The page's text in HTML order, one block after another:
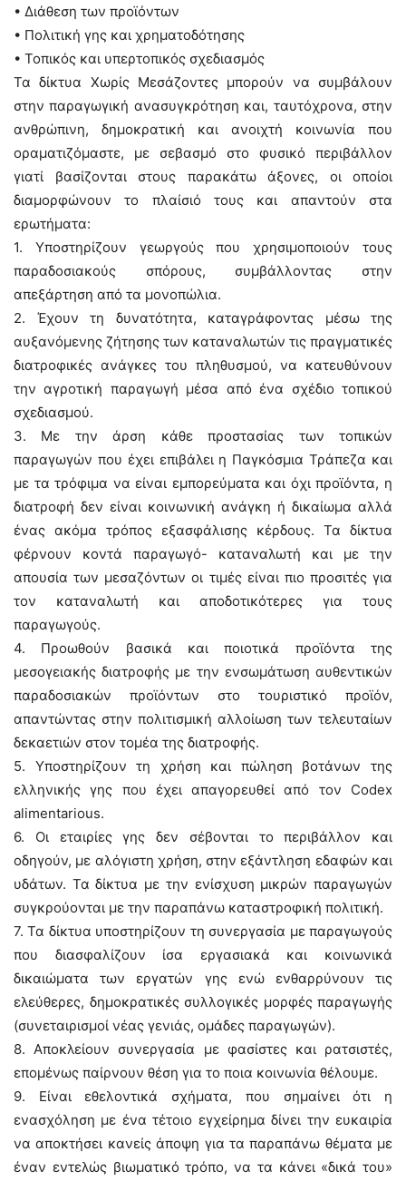
• Διάθεση των προϊόντων
• Πολιτική γης και χρηματοδότησης
• Τοπικός και υπερτοπικός σχεδιασμός
Τα δίκτυα Χωρίς Μεσάζοντες μπορούν να συμβάλουν
στην παραγωγική ανασυγκρότηση και, ταυτόχρονα, στην
ανθρώπινη, δημοκρατική και ανοιχτή κοινωνία που
οραματιζόμαστε, με σεβασμό στο φυσικό περιβάλλον
γιατί βασίζονται στους παρακάτω άξονες, οι οποίοι
διαμορφώνουν το πλαίσιό τους και απαντούν στα
ερωτήματα:
1. Υποστηρίζουν γεωργούς που χρησιμοποιούν τους
παραδοσιακούς σπόρους, συμβάλλοντας στην
απεξάρτηση από τα μονοπώλια.
2. Έχουν τη δυνατότητα, καταγράφοντας μέσω της
αυξανόμενης ζήτησης των καταναλωτών τις πραγματικές
διατροφικές ανάγκες του πληθυσμού, να κατευθύνουν
την αγροτική παραγωγή μέσα από ένα σχέδιο τοπικού
σχεδιασμού.
3. Με την άρση κάθε προστασίας των τοπικών
παραγωγών που έχει επιβάλει η Παγκόσμια Τράπεζα και
με τα τρόφιμα να είναι εμπορεύματα και όχι προϊόντα, η
διατροφή δεν είναι κοινωνική ανάγκη ή δικαίωμα αλλά
ένας ακόμα τρόπος εξασφάλισης κέρδους. Τα δίκτυα
φέρνουν κοντά παραγωγό- καταναλωτή και με την
απουσία των μεσαζόντων οι τιμές είναι πιο προσιτές για
τον καταναλωτή και αποδοτικότερες για τους
παραγωγούς.
4. Προωθούν βασικά και ποιοτικά προϊόντα της
μεσογειακής διατροφής με την ενσωμάτωση αυθεντικών
παραδοσιακών προϊόντων στο τουριστικό προϊόν,
απαντώντας στην πολιτισμική αλλοίωση των τελευταίων
δεκαετιών στον τομέα της διατροφής.
5. Υποστηρίζουν τη χρήση και πώληση βοτάνων της
ελληνικής γης που έχει απαγορευθεί από τον Codex
alimentarious.
6. Οι εταιρίες γης δεν σέβονται το περιβάλλον και
οδηγούν, με αλόγιστη χρήση, στην εξάντληση εδαφών και
υδάτων. Τα δίκτυα με την ενίσχυση μικρών παραγωγών
συγκρούονται με την παραπάνω καταστροφική πολιτική.
7. Τα δίκτυα υποστηρίζουν τη συνεργασία με παραγωγούς
που διασφαλίζουν ίσα εργασιακά και κοινωνικά
δικαιώματα των εργατών γης ενώ ενθαρρύνουν τις
ελεύθερες, δημοκρατικές συλλογικές μορφές παραγωγής
(συνεταιρισμοί νέας γενιάς, ομάδες παραγωγών).
8. Αποκλείουν συνεργασία με φασίστες και ρατσιστές,
επομένως παίρνουν θέση για το ποια κοινωνία θέλουμε.
9. Είναι εθελοντικά σχήματα, που σημαίνει ότι η
ενασχόληση με ένα τέτοιο εγχείρημα δίνει την ευκαιρία
να αποκτήσει κανείς άποψη για τα παραπάνω θέματα με
έναν εντελώς βιωματικό τρόπο, να τα κάνει «δικά του»